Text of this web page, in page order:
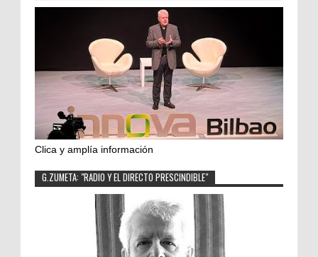
Clica y amplía información
G.ZUMETA: "RADIO Y EL DIRECTO PRESCINDIBLE"